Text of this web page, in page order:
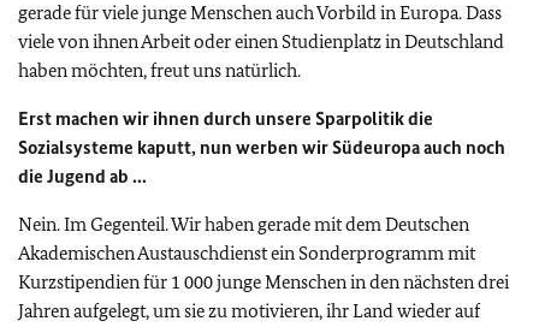
gerade für viele junge Menschen auch Vorbild in Europa. Dass
viele von ihnen Arbeit oder einen Studienplatz in Deutschland
haben möchten, freut uns natürlich.
Erst machen wir ihnen durch unsere Sparpolitik die
Sozialsysteme kaputt, nun werben wir Südeuropa auch noch
die Jugend ab ...
Nein. Im Gegenteil. Wir haben gerade mit dem Deutschen
Akademischen Austauschdienst ein Sonderprogramm mit
Kurzstipendien für 1 000 junge Menschen in den nächsten drei
Jahren aufgelegt, um sie zu motivieren, ihr Land wieder auf